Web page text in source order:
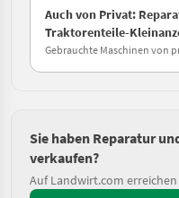
Auch von Privat:
Traktorenteile-
Gebrauchte Maschinen von
Sie haben Reparatur
verkaufen?
Auf Landwirt.com